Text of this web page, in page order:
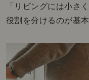
「リビングには小さ
役割を分けるのが基本